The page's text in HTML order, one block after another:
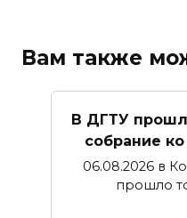
Вам также
В ДГТУ
собрание
06.08.2026 в
прошло